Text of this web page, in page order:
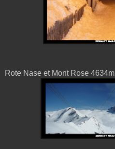
Rote Nase et Mont Rose 4634m